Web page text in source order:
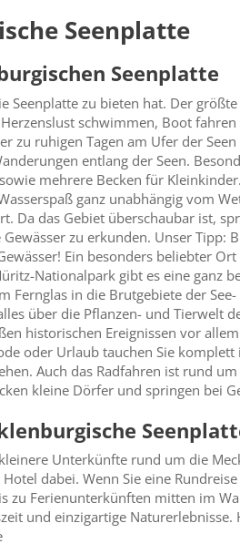
Seenplatte
Seenplatte
Seenplatte zu bieten hat. Der
schwimmen, Boot
zu ruhigen Tagen am Ufer der
entlang der Seen.
mehrere Becken für
ganz unabhängig vom
Da das Gebiet überschaubar ist,
zu erkunden. Unser Tipp:
Ein besonders beliebter
Nationalpark gibt es eine ganz
Fernglas in die Brutgebiete der
über die Pflanzen- und Tierwelt
historischen Ereignissen vor
oder Urlaub tauchen Sie
Auch das Radfahren ist rund
kleine Dörfer und springen bei
Unterkünfte rund um die
dabei. Wenn Sie eine
zu Ferienunterkünften mitten im
und einzigartige